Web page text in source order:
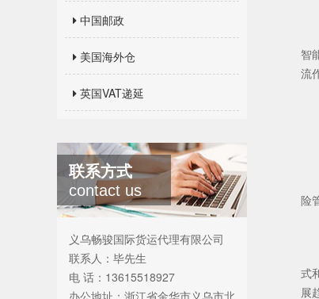
中国邮政
美国海外仓
英国VAT递延
联系方式
contact us
义乌畅骏国际货运代理有限公司
联系人：毕先生
电 话：13615518927
办公地址：浙江省金华市义乌市北
智
流
险
式
展